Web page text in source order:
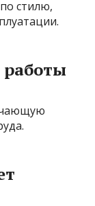
стилю,
работы